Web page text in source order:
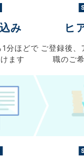
み
1分ほどで
ます
ヒ
ご登録後、
職のご